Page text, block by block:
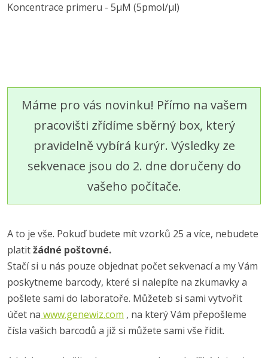
Koncentrace primeru - 5µM (5pmol/µl)
Máme pro vás novinku! Přímo na vašem
pracovišti zřídíme sběrný box, který
pravidelně vybírá kurýr. Výsledky ze
sekvenace jsou do 2. dne doručeny do
vašeho počítače.
A to je vše. Pokuď budete mít vzorků 25 a více, nebudete
platitžádné poštovné.
Stačí si u nás pouze objednat počet sekvenací a my Vám
poskytneme barcody, které si nalepíte na zkumavky a
pošlete sami do laboratoře. Můžeteb si sami vytvořit
účet na www.genewiz.com , na který Vám přepošleme
čísla vašich barcodů a již si můžete sami vše řídit.